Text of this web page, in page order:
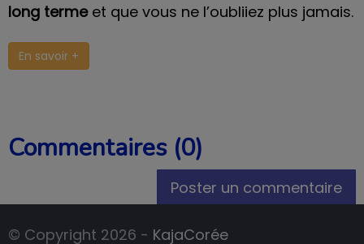
long termeet que vous ne l’oubliiez plus jamais.
En savoir +
Commentaires (0)
Poster un commentaire
© Copyright 2026 - KajaCorée